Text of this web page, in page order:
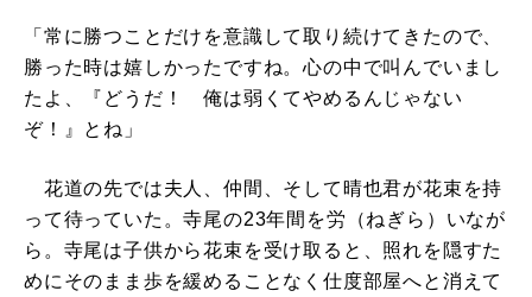
「常に勝つことだけを意識して取り続けてきたので、
勝った時は嬉しかったですね。心の中で叫んでいまし
たよ、『どうだ！ 俺は弱くてやめるんじゃない
ぞ！』とね」
花道の先では夫人、仲間、そして晴也君が花束を持
って待っていた。寺尾の23年間を労（ねぎら）いなが
ら。寺尾は子供から花束を受け取ると、照れを隠すた
めにそのまま歩を緩めることなく仕度部屋へと消えて